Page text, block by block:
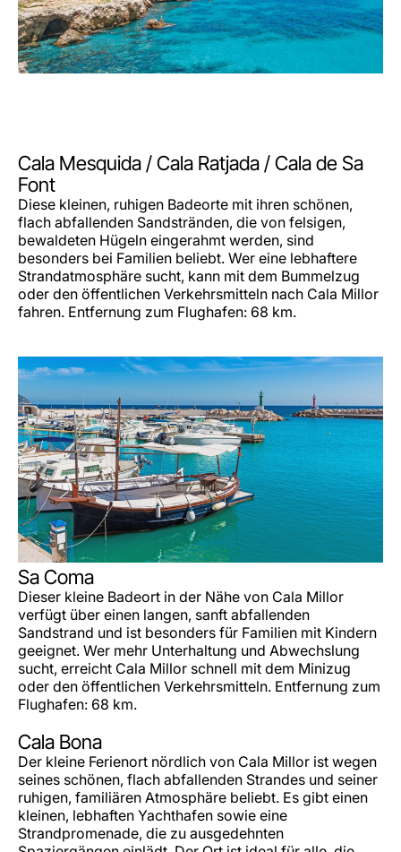
Cala Mesquida / Cala Ratjada / Cala de Sa
Font
Diese kleinen, ruhigen Badeorte mit ihren schönen,
flach abfallenden Sandstränden, die von felsigen,
bewaldeten Hügeln eingerahmt werden, sind
besonders bei Familien beliebt. Wer eine lebhaftere
Strandatmosphäre sucht, kann mit dem Bummelzug
oder den öffentlichen Verkehrsmitteln nach Cala Millor
fahren. Entfernung zum Flughafen: 68 km.
Sa Coma
Dieser kleine Badeort in der Nähe von Cala Millor
verfügt über einen langen, sanft abfallenden
Sandstrand und ist besonders für Familien mit Kindern
geeignet. Wer mehr Unterhaltung und Abwechslung
sucht, erreicht Cala Millor schnell mit dem Minizug
oder den öffentlichen Verkehrsmitteln. Entfernung zum
Flughafen: 68 km.
Cala Bona
Der kleine Ferienort nördlich von Cala Millor ist wegen
seines schönen, flach abfallenden Strandes und seiner
ruhigen, familiären Atmosphäre beliebt. Es gibt einen
kleinen, lebhaften Yachthafen sowie eine
Strandpromenade, die zu ausgedehnten